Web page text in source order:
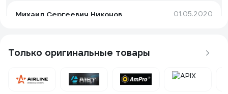
Михаил Сергеевич Никонов 01.05.2020
37 отзывов
Отзыв о Дело Техники 511019
Только оригинальные товары